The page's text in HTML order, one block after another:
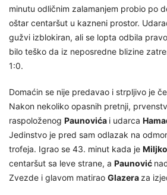
minutu odličnim zalamanjem probio po
oštar centaršut u kazneni prostor.
gužvi izblokiran, ali se lopta odbila
bilo teško da iz neposredne blizine
1:0.
Domaćin se nije predavao i strpljivo je
Nakon nekoliko opasnih pretnji,
raspoloženog Paunovića i udarca
Jedinstvo je pred sam odlazak na
trofeja. Igrao se 43. minut kada je
centaršut sa leve strane, a Paunović
Zvezde i glavom matirao Glazera za